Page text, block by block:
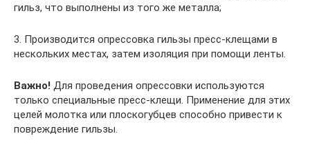
гильз, что выполнены из того же металла;
3. Производится опрессовка гильзы пресс-клещами в
нескольких местах, затем изоляция при помощи ленты.
Важно! Для проведения опрессовки используются
только специальные пресс-клещи. Применение для этих
целей молотка или плоскогубцев способно привести к
повреждение гильзы.